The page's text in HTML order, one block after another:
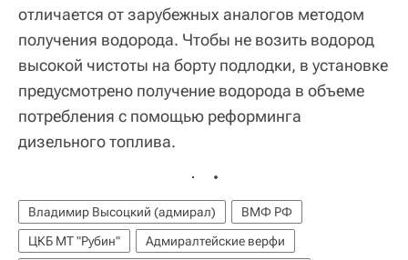
отличается от зарубежных аналогов методом
получения водорода. Чтобы не возить водород
высокой чистоты на борту подлодки, в установке
предусмотрено получение водорода в объеме
потребления с помощью реформинга
дизельного топлива.
Владимир Высоцкий (адмирал)
ВМФ РФ
ЦКБ МТ "Рубин"
Адмиралтейские верфи